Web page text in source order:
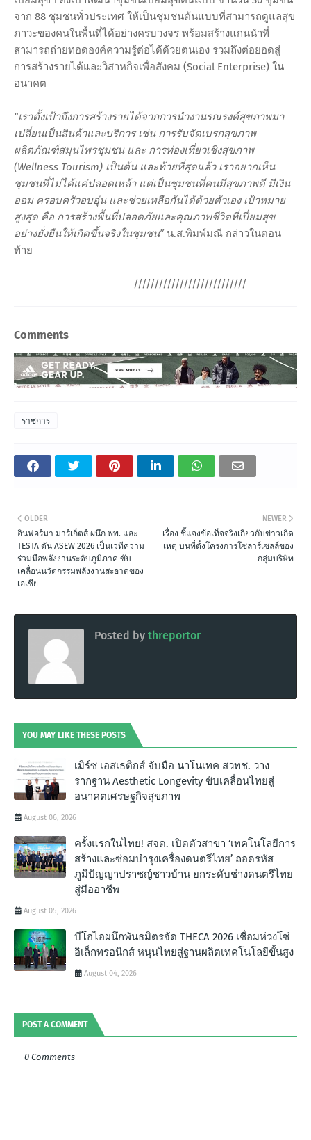
จาก 88 ชุมชนทั่วประเทศ ให้เป็นชุมชนต้นแบบที่สามารถดูแลสุข
ภาวะของคนในพื้นที่ได้อย่างครบวงจร พร้อมสร้างแกนนำที่
สามารถถ่ายทอดองค์ความรู้ต่อได้ด้วยตนเอง รวมถึงต่อยอดสู่
การสร้างรายได้และวิสาหกิจเพื่อสังคม (Social Enterprise) ใน
อนาคต
“เราตั้งเป้าถึงการสร้างรายได้จากการนำงานรณรงค์สุขภาพมา
เปลี่ยนเป็นสินค้าและบริการ เช่น การรับจัดเบรกสุขภาพ
ผลิตภัณฑ์สมุนไพรชุมชน และ การท่องเที่ยวเชิงสุขภาพ
(Wellness Tourism) เป็นต้น และท้ายที่สุดแล้ว เราอยากเห็น
ชุมชนที่ไม่ได้แค่ปลอดเหล้า แต่เป็นชุมชนที่คนมีสุขภาพดี มีเงิน
ออม ครอบครัวอบอุ่น และช่วยเหลือกันได้ด้วยตัวเอง เป้าหมาย
สูงสุด คือ การสร้างพื้นที่ปลอดภัยและคุณภาพชีวิตที่เปี่ยมสุข
อย่างยั่งยืนให้เกิดขึ้นจริงในชุมชน” น.ส.พิมพ์มณี กล่าวในตอน
ท้าย
///////////////////////////
Comments
ราชการ
NEWER
เรื่อง ชี้แจงข้อเท็จจริงเกี่ยวกับข่าวเกิด
เหตุ บนที่ตั้งโครงการโซลาร์เซลล์ของ
กลุ่มบริษัท
OLDER
อินฟอร์มา มาร์เก็ตส์ ผนึก พพ. และ
TESTA ดัน ASEW 2026 เป็นเวทีความ
ร่วมมือพลังงานระดับภูมิภาค ขับ
เคลื่อนนวัตกรรมพลังงานสะอาดของ
เอเชีย
Posted by threportor
YOU MAY LIKE THESE POSTS
เมิร์ซ เอสเธติกส์ จับมือ นาโนเทค สวทช. วาง
รากฐาน Aesthetic Longevity ขับเคลื่อนไทยสู่
อนาคตเศรษฐกิจสุขภาพ
August 06, 2026
ครั้งแรกในไทย! สจด. เปิดตัวสาขา ‘เทคโนโลยีการ
สร้างและซ่อมบำรุงเครื่องดนตรีไทย’ ถอดรหัส
ภูมิปัญญาปราชญ์ชาวบ้าน ยกระดับช่างดนตรีไทย
สู่มืออาชีพ
August 05, 2026
บีโอไอผนึกพันธมิตรจัด THECA 2026 เชื่อมห่วงโซ่
อิเล็กทรอนิกส์ หนุนไทยสู่ฐานผลิตเทคโนโลยีขั้นสูง
August 04, 2026
POST A COMMENT
0 Comments